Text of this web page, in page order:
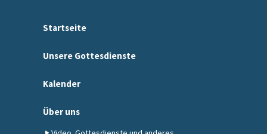
Startseite
Unsere Gottesdienste
Kalender
Über uns